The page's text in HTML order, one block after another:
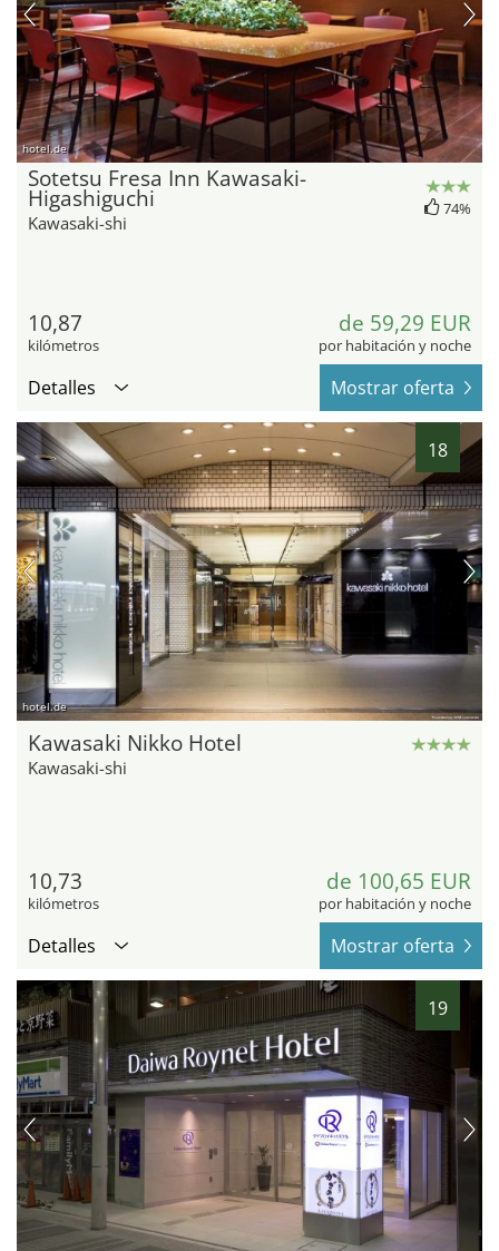
hotel.de
Sotetsu Fresa Inn Kawasaki-
Higashiguchi
Kawasaki-shi
74%
10,87
kilómetros
de 59,29 EUR
por habitación y noche
Detalles Mostrar oferta
18
hotel.de
Kawasaki Nikko Hotel
Kawasaki-shi
10,73
kilómetros
de 100,65 EUR
por habitación y noche
Detalles Mostrar oferta
19